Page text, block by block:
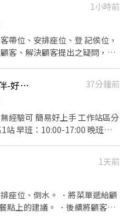
一起拍片一起玩) 🕗【上
六日輪班 ⚠️ 目前希望
錄取。 如果你的時間較固定，
評估安排。 ⚠️ 平日：
料喝到飽 • 國定假日雙薪
• 願意學習與團隊合作🤝
1小時前
安排座位、登 記侯位，
客、解決顧客提出之疑問，並
、打包外帶服務。
中和員山路小火鍋誠徵工作夥伴-好相處
37分鐘前
簡易好上手 工作站區分
班：
1天前
座位、倒水。 ．將菜單遞給顧
點上的建議。 ．後續將顧客點